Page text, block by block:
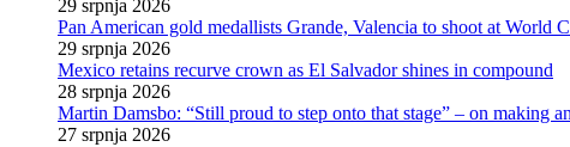
29 srpnja 2026
Pan American gold medallists Grande, Valencia to shoot at World
29 srpnja 2026
Mexico retains recurve crown as El Salvador shines in compound
28 srpnja 2026
Martin Damsbo: “Still proud to step onto that stage” – on making
27 srpnja 2026